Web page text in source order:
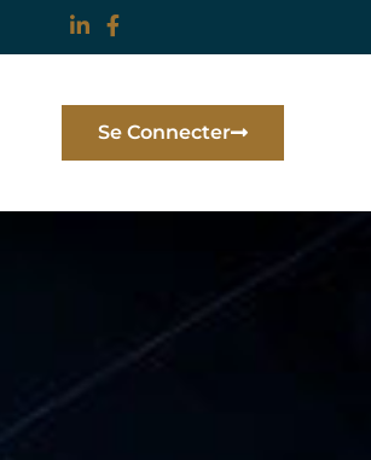
Se Connecter